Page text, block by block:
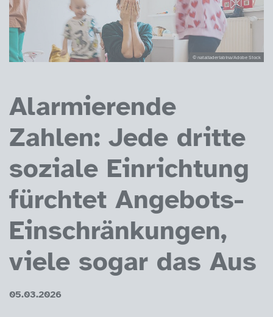
© nataliaderiabina/Adobe Stock
Alarmierende
Zahlen: Jede dritte
soziale Einrichtung
fürchtet Angebots-
Einschränkungen,
viele sogar das Aus
05.03.2026